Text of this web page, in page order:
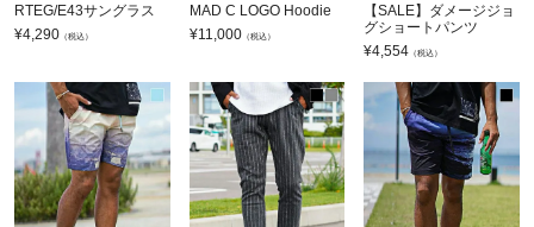
RTEG/E43サングラス
¥4,290 （税込）
MAD C LOGO Hoodie
¥11,000（税込）
【SALE】ダメージジョ
グショートパンツ
¥4,554 （税込）